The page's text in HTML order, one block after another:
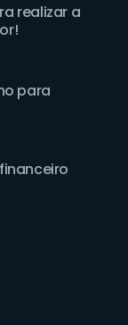
realizar a
para